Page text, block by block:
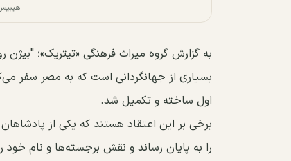
به گزارش گروه میراث فرهنگی «تیتریک»؛
اول ساخته و تکمیل شد.
برخی بر این اعتقاد هستند که یکی از
را به پایان رساند و نقش برجسته‌ها و نام خود